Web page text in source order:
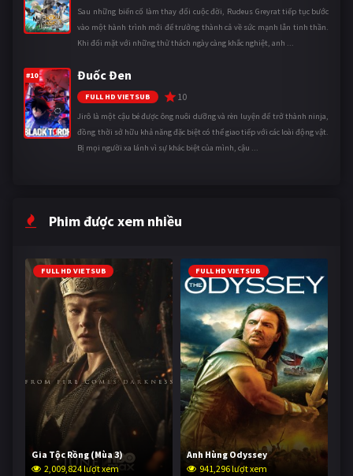
Sau những biến cố làm thay đổi cuộc đời, Rudeus Greyrat tiếp tục bước
vào một hành trình mới để trưởng thành cả về sức mạnh lẫn tinh thần.
Khi đối mặt với những thử thách ngày càng khắc nghiệt, anh ...
#10 Đuốc Đen
FULL HD VIETSUB 10
Jirô là một cậu bé được ông nuôi dưỡng và rèn luyện để trở thành ninja,
đồng thời sở hữu khả năng đặc biệt có thể giao tiếp với các loài động vật.
Bị mọi người xa lánh vì sự khác biệt của mình, cậu ...
Phim được xem nhiều
FULL HD VIETSUB
Gia Tộc Rồng (Mùa 3)
2,009,824 lượt xem
FULL HD VIETSUB
Anh Hùng Odyssey
941,296 lượt xem